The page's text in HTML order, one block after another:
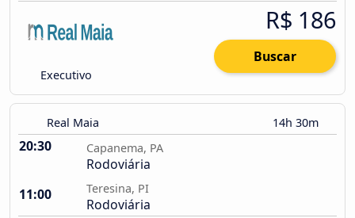
Executivo
R$ 186
Buscar
Real Maia 14h 30m
20:30 Capanema, PA
Rodoviária
11:00
Teresina, PI
Rodoviária